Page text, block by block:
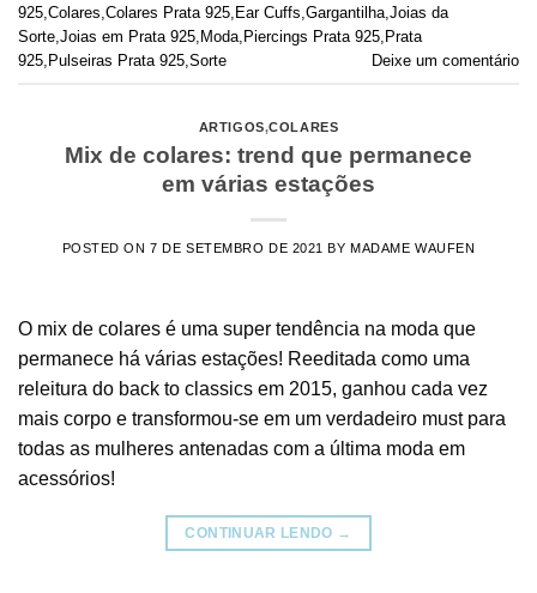
925,Colares,Colares Prata 925, Ear Cuffs,Gargantilha,Joias da
Sorte,Joias em Prata 925, Moda, Piercings Prata 925, Prata
925, Pulseiras Prata 925,Sorte Deixe um comentário
ARTIGOS,COLARES
Mix de colares: trend que permanece
em várias estações
POSTED ON7 DE SETEMBRO DE 2021 BYMADAME WAUFEN
O mix de colares é uma super tendência na moda que
permanece há várias estações! Reeditada como uma
releitura do back to classics em 2015, ganhou cada vez
mais corpo e transformou-se em um verdadeiro must para
todas as mulheres antenadas com a última moda em
acessórios!
CONTINUAR LENDO →